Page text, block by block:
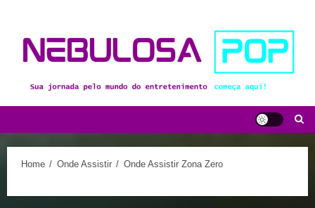
content
Home Onde Assistir Onde Assistir Zona Zero